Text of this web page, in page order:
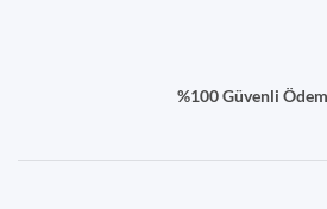
%100 Güvenli